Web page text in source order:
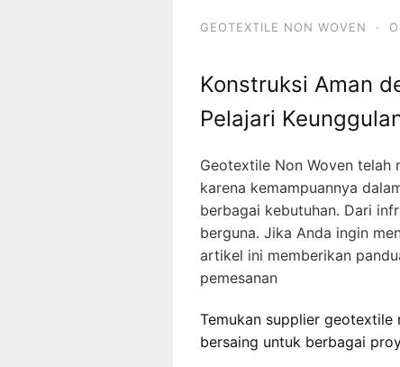
GEOTEXTILE NON WOVEN ·
Konstruksi Aman
Pelajari
Geotextile Non Woven telah
karena kemampuannya
berbagai kebutuhan. Dari
berguna. Jika Anda ingin
artikel ini memberikan
pemesanan
Temukan supplier
bersaing untuk berbagai